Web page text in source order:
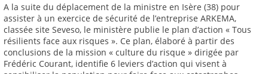
A la suite du déplacement de la ministre en Isère (38) pour
assister à un exercice de sécurité de l’entreprise ARKEMA,
classée site Seveso, le ministère publie le plan d’action « Tous
résilients face aux risques ». Ce plan, élaboré à partir des
conclusions de la mission « culture du risque » dirigée par
Frédéric Courant, identifie 6 leviers d’action qui visent à